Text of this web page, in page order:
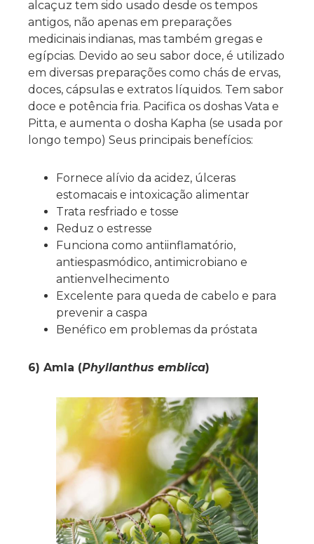
alcaçuz tem sido usado desde os tempos
antigos, não apenas em preparações
medicinais indianas, mas também gregas e
egípcias. Devido ao seu sabor doce, é utilizado
em diversas preparações como chás de ervas,
doces, cápsulas e extratos líquidos. Tem sabor
doce e potência fria. Pacifica os doshas Vata e
Pitta, e aumenta o dosha Kapha (se usada por
longo tempo) Seus principais benefícios:
Fornece alívio da acidez, úlceras
estomacais e intoxicação alimentar
Trata resfriado e tosse
Reduz o estresse
Funciona como antiinflamatório,
antiespasmódico, antimicrobiano e
antienvelhecimento
Excelente para queda de cabelo e para
prevenir a caspa
Benéfico em problemas da próstata
6) Amla (Phyllanthus emblica)